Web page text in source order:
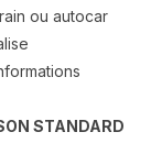
ou autocar
STANDARD